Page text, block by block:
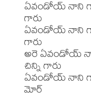
ఏవండోయ్ నాని
గారు
ఏవండోయ్ నాని
గారు
అరె ఏవండోయ్
చిన్ని గారు
ఏవండోయ్ నాని
మోర్